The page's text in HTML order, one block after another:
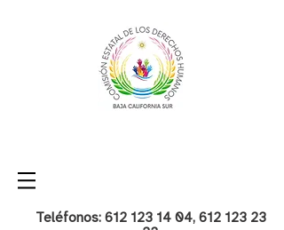
Teléfonos: 612 123 14 04, 612 123 23